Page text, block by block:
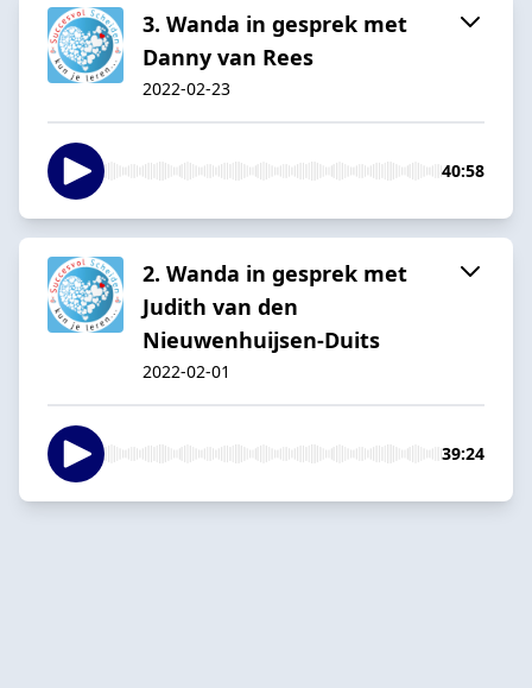
3. Wanda in gesprek met
Danny van Rees
2022-02-23
40:58
2. Wanda in gesprek met
Judith van den
Nieuwenhuijsen-Duits
2022-02-01
39:24